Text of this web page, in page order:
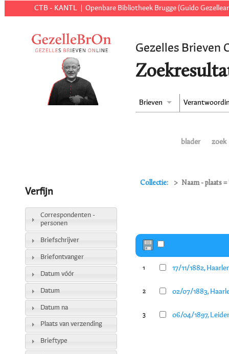
CTB - KANTL Openbare Bibliotheek Brugge (Guido
Gezelles Brieven
Brieven
blader zoek
Collectie: Naam - plaats
1 17/11/1882,
2 02/07/1883,
3 06/04/1897,
Verfijn
Correspondenten -
personen
Briefschrijver
Briefontvanger
Datum vóór
Datum
Datum na
Plaats van verzending
Brieftype